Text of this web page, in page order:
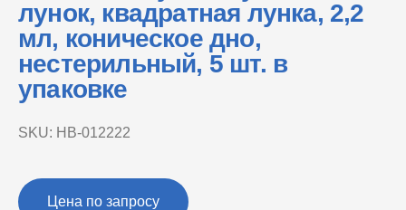
лунок, квадратная лунка, 2,2
мл, коническое дно,
нестерильный, 5 шт. в
упаковке
SKU: НВ-012222
Цена по запросу